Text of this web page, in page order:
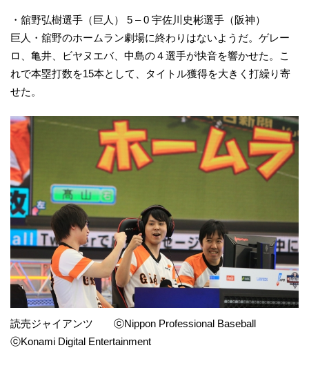
・舘野弘樹選手（巨人） 5 – 0 宇佐川史彬選手（阪神）
巨人・舘野のホームラン劇場に終わりはないようだ。ゲレー
ロ、亀井、ビヤヌエバ、中島の４選手が快音を響かせた。こ
れで本塁打数を15本として、タイトル獲得を大きく打繰り寄
せた。
読売ジャイアンツ ⓒNippon Professional Baseball
ⓒKonami Digital Entertainment